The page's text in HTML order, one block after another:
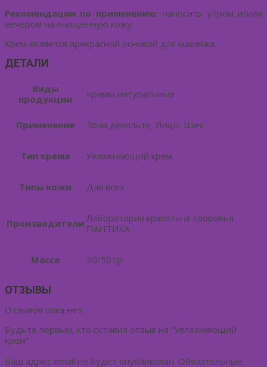
Рекомендации по применению: наносить утром и/или
вечером на очищенную кожу.
Крем является прекрасной основой для макияжа.
ДЕТАЛИ
Виды
продукции
Кремы натуральные
Применение Зона декольте, Лицо, Шея
Тип крема Увлажняющий крем
Типы кожи Для всех
Производители Лаборатория красоты и здоровья
ПАНТИКА
Масса 30/50 гр.
ОТЗЫВЫ
Отзывов пока нет.
Будьте первым, кто оставил отзыв на “Увлажняющий
крем”
Ваш адрес email не будет опубликован. Обязательные